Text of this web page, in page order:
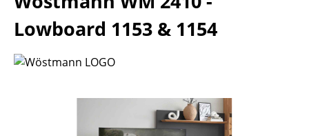
Lowboard 1153 & 1154